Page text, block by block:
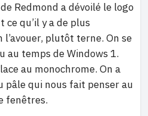
Redmond a dévoilé le logo
qu’il y a de plus
plutôt terne. On se
au temps de Windows 1.
au monochrome. On a
qui nous fait penser au
fenêtres.